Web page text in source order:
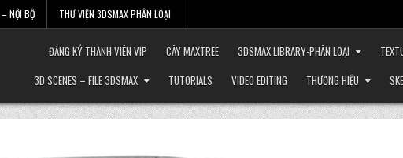
NỘI BỘ THƯ VIỆN 3DSMAX PHÂN LOẠI
ĐĂNG KÝ THÀNH VIÊN VIP CÂY MAXTREE 3DSMAX LIBRARY-PHÂN LOẠI
3D SCENES – FILE 3DSMAX
TUTORIALS VIDEO EDITING THƯƠNG HIỆU